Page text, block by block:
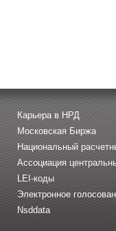
Карьера в НРД
Московская Биржа
Национальный
Ассоциация
LEI-коды
Электронное
Nsddata